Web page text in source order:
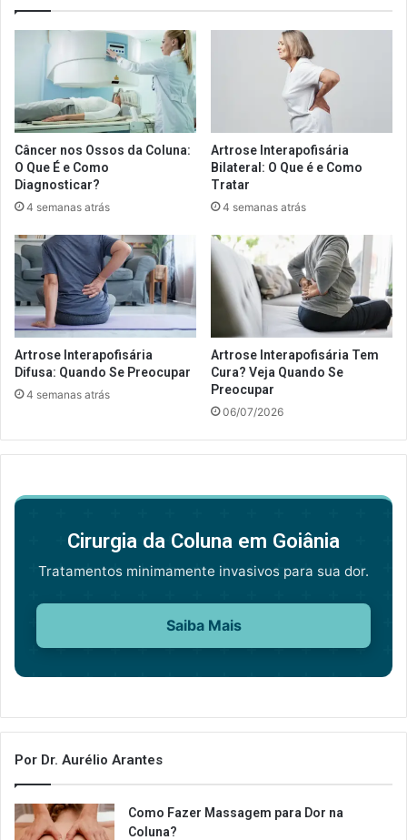
Câncer nos Ossos da Coluna:
O Que É e Como
Diagnosticar?
4 semanas atrás
Artrose Interapofisária
Bilateral: O Que é e Como
Tratar
4 semanas atrás
Artrose Interapofisária
Difusa: Quando Se Preocupar
4 semanas atrás
Artrose Interapofisária Tem
Cura? Veja Quando Se
Preocupar
06/07/2026
Cirurgia da Coluna em Goiânia
Tratamentos minimamente invasivos para sua dor.
Saiba Mais
Por Dr. Aurélio Arantes
Como Fazer Massagem para Dor na
Coluna?